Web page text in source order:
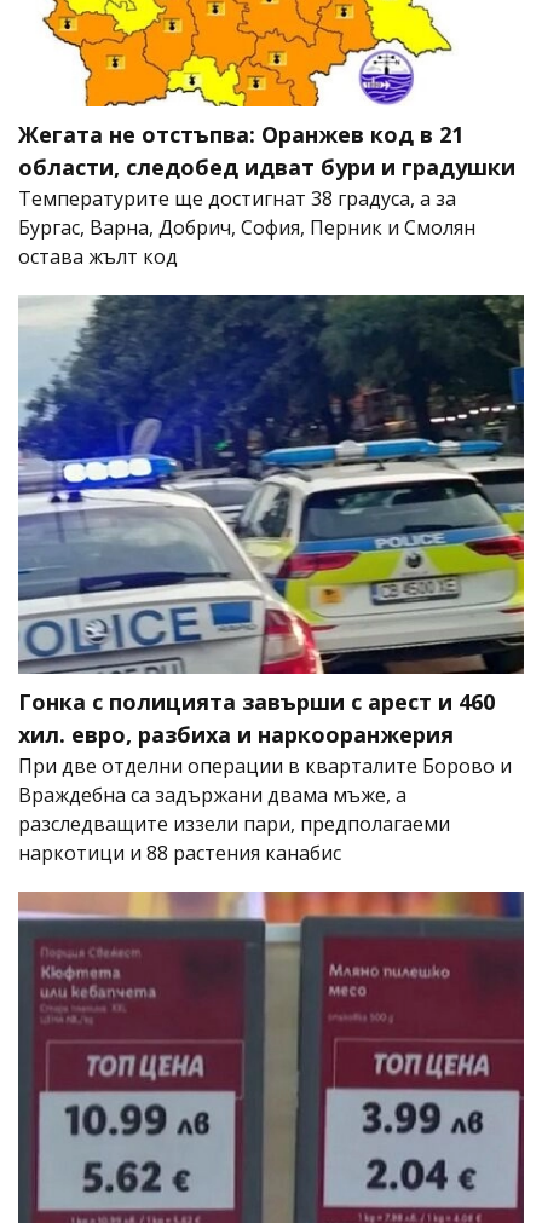
Жегата не отстъпва: Оранжев код в 21
области, следобед идват бури и градушки
Температурите ще достигнат 38 градуса, а за
Бургас, Варна, Добрич, София, Перник и Смолян
остава жълт код
Гонка с полицията завърши с арест и 460
хил. евро, разбиха и наркооранжерия
При две отделни операции в кварталите Борово и
Враждебна са задържани двама мъже, а
разследващите иззели пари, предполагаеми
наркотици и 88 растения канабис